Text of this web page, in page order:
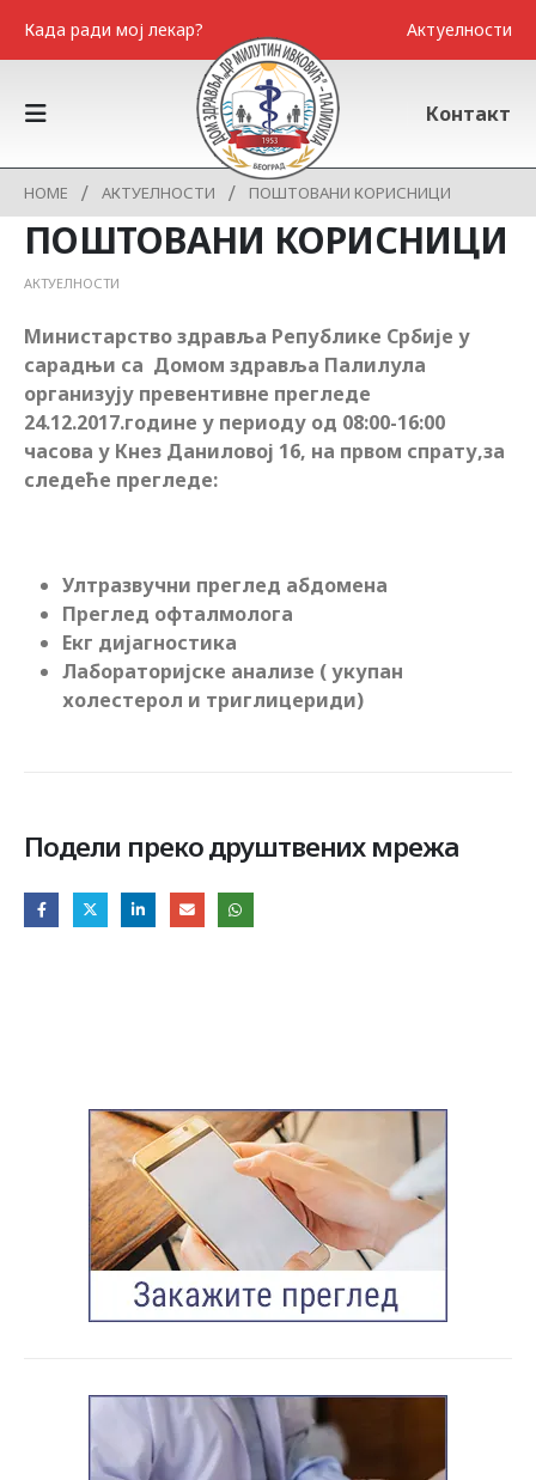
Када ради мој лекар? Актуелности
Контакт
HOME АКТУЕЛНОСТИ ПОШТОВАНИ КОРИСНИЦИ
ПОШТОВАНИ КОРИСНИЦИ
АКТУЕЛНОСТИ
Министарство здравља Републике Србије у
сарадњи са Домом здравља Палилула
организују превентивне прегледе
24.12.2017.године у периоду од 08:00-16:00
часова у Кнез Даниловој 16, на првом спрату,за
следеће прегледе:
Ултразвучни преглед абдомена
Преглед офталмолога
Екг дијагностика
Лабораторијске анализе ( укупан
холестерол и триглицериди)
Подели преко друштвених мрежа